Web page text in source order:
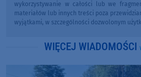
wykorzystywanie w całości lub we
materiałów lub innych treści poza
wyjątkami, w szczególności dozwolonym
WIĘCEJ WIADOMOŚCI